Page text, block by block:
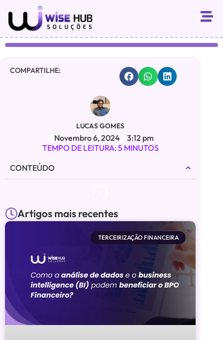
COMPARTILHE:
LUCAS GOMES
Novembro 6, 2024
3:12 pm
TEMPO DE LEITURA: 5 MINUTOS
CONTEÚDO
Artigos mais recentes
TERCEIRIZAÇÃO FINANCEIRA